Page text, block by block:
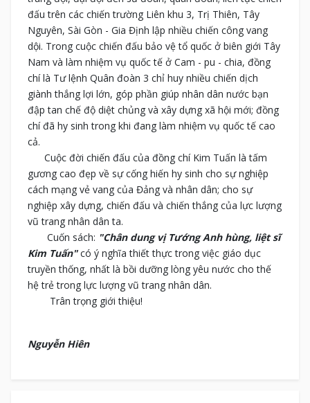
đấu trên các chiến trường Liên khu 3, Trị Thiên, Tây
Nguyên, Sài Gòn - Gia Định lập nhiều chiến công vang
dội. Trong cuộc chiến đấu bảo vệ tổ quốc ở biên giới Tây
Nam và làm nhiệm vụ quốc tế ở Cam - pu - chia, đồng
chí là Tư lệnh Quân đoàn 3 chỉ huy nhiều chiến dịch
giành thắng lợi lớn, góp phần giúp nhân dân nước bạn
đập tan chế độ diệt chủng và xây dựng xã hội mới; đồng
chí đã hy sinh trong khi đang làm nhiệm vụ quốc tế cao
cả.
Cuộc đời chiến đấu của đồng chí Kim Tuấn là tấm
gương cao đẹp về sự cống hiến hy sinh cho sự nghiệp
cách mạng vẻ vang của Đảng và nhân dân; cho sự
nghiệp xây dựng, chiến đấu và chiến thắng của lực lượng
vũ trang nhân dân ta.
Cuốn sách: "Chân dung vị Tướng Anh hùng, liệt sĩ
Kim Tuấn"có ý nghĩa thiết thực trong việc giáo dục
truyền thống, nhất là bồi dưỡng lòng yêu nước cho thế
hệ trẻ trong lực lượng vũ trang nhân dân.
Trân trọng giới thiệu!
Nguyễn Hiên